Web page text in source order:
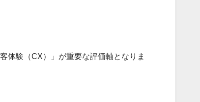
体験（CX）」が重要な評価軸となりま